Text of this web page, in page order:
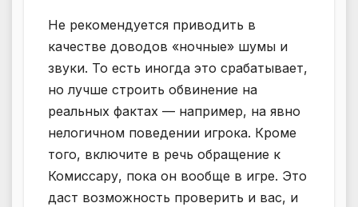
Не рекомендуется приводить в
качестве доводов «ночные» шумы и
звуки. То есть иногда это срабатывает,
но лучше строить обвинение на
реальных фактах — например, на явно
нелогичном поведении игрока. Кроме
того, включите в речь обращение к
Комиссару, пока он вообще в игре. Это
даст возможность проверить и вас, и